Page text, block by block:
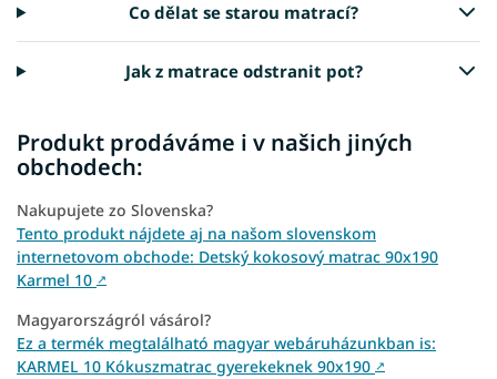
Co dělat se starou matrací?
Jak z matrace odstranit pot?
Produkt prodáváme i v našich jiných
obchodech:
Nakupujete zo Slovenska?
Tento produkt nájdete aj na našom slovenskom
internetovom obchode: Detský kokosový matrac 90x190
Karmel 10 ↗
Magyarországról vásárol?
Ez a termék megtalálható magyar webáruházunkban is:
KARMEL 10 Kókuszmatrac gyerekeknek 90x190 ↗